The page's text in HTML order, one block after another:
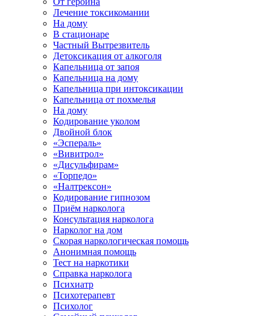
Лечение токсикомании
На дому
В стационаре
Частный Вытрезвитель
Детоксикация от алкоголя
Капельница от запоя
Капельница на дому
Капельница при интоксикации
Капельница от похмелья
На дому
Кодирование уколом
Двойной блок
«Эспераль»
«Вивитрол»
«Дисульфирам»
«Торпедо»
«Налтрексон»
Кодирование гипнозом
Приём нарколога
Консультация нарколога
Нарколог на дом
Скорая наркологическая помощь
Анонимная помощь
Тест на наркотики
Справка нарколога
Психиатр
Психотерапевт
Психолог